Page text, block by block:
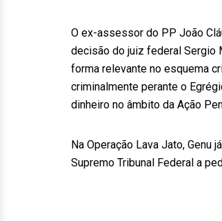
O ex-assessor do PP João
decisão do juiz federal Sergio
forma relevante no esquema
criminalmente perante o
dinheiro no âmbito da Ação
Na Operação Lava Jato, Genu
Supremo Tribunal Federal a